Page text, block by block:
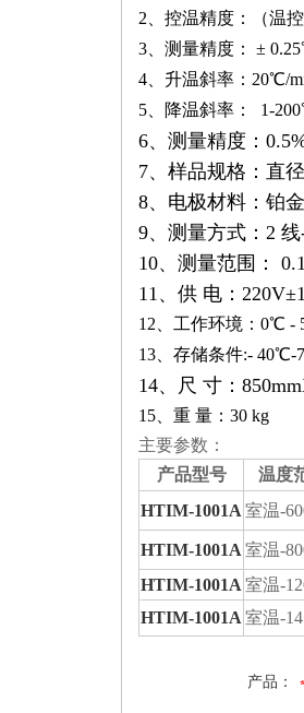
2、控温精度：（温
3、测量精度： ±
4、升温斜率：20℃/
5、降温斜率： 1-
6、测量精度：
7、样品规格：直
8、电极材料：铂
9、测量方式：2
10、测量范围：
11、供 电：
12、工作环境：0℃ -
13、存储条件:- 40℃-
14、尺 寸：
15、重 量：30 kg
主要参数：
产品型号
温度
HTIM-1001A 室温-
HTIM-1001A 室温-
HTIM-1001A 室温-
HTIM-1001A 室温-
产品：